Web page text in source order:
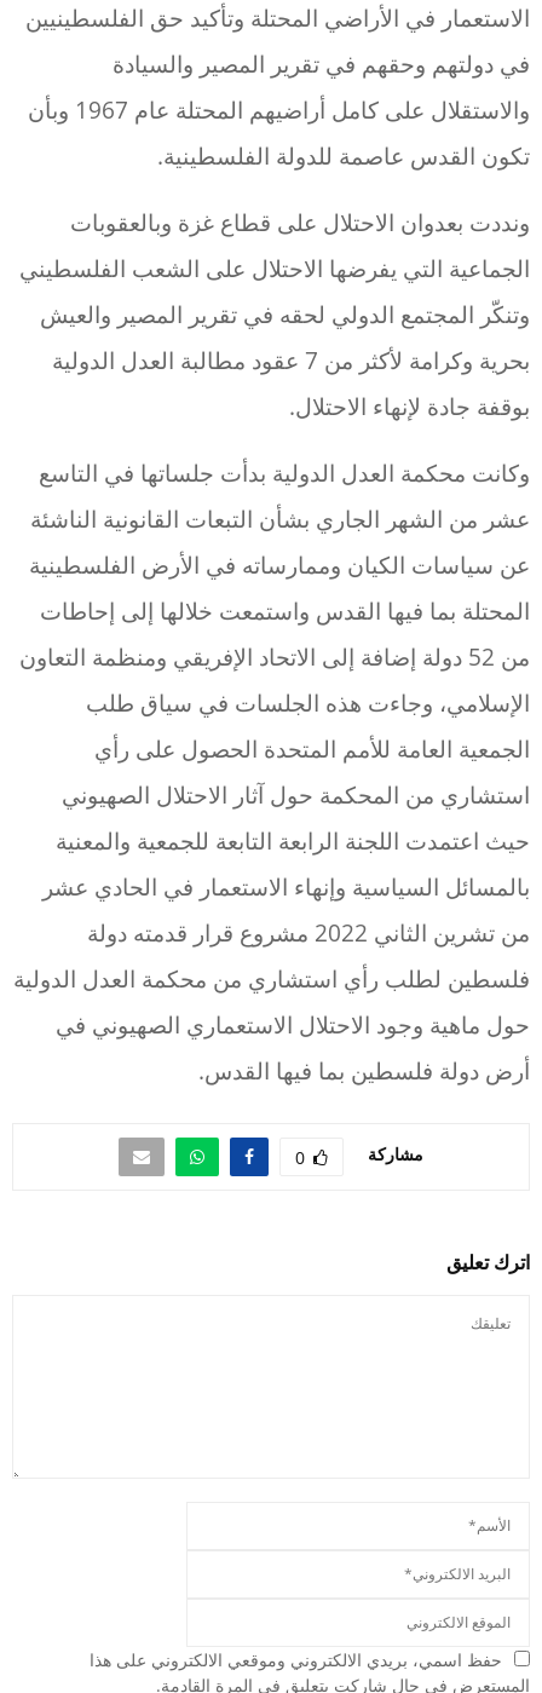
الاستعمار في الأراضي المحتلة وتأكيد حق الفلسطينيين
في دولتهم وحقهم في تقرير المصير والسيادة
والاستقلال على كامل أراضيهم المحتلة عام 1967 وبأن
تكون القدس عاصمة للدولة الفلسطينية.
ونددت بعدوان الاحتلال على قطاع غزة وبالعقوبات
الجماعية التي يفرضها الاحتلال على الشعب الفلسطيني
وتنكّر المجتمع الدولي لحقه في تقرير المصير والعيش
بحرية وكرامة لأكثر من 7 عقود مطالبة العدل الدولية
بوقفة جادة لإنهاء الاحتلال.
وكانت محكمة العدل الدولية بدأت جلساتها في التاسع
عشر من الشهر الجاري بشأن التبعات القانونية الناشئة
عن سياسات الكيان وممارساته في الأرض الفلسطينية
المحتلة بما فيها القدس واستمعت خلالها إلى إحاطات
من 52 دولة إضافة إلى الاتحاد الإفريقي ومنظمة التعاون
الإسلامي، وجاءت هذه الجلسات في سياق طلب
الجمعية العامة للأمم المتحدة الحصول على رأي
استشاري من المحكمة حول آثار الاحتلال الصهيوني
حيث اعتمدت اللجنة الرابعة التابعة للجمعية والمعنية
بالمسائل السياسية وإنهاء الاستعمار في الحادي عشر
من تشرين الثاني 2022 مشروع قرار قدمته دولة
فلسطين لطلب رأي استشاري من محكمة العدل الدولية
حول ماهية وجود الاحتلال الاستعماري الصهيوني في
أرض دولة فلسطين بما فيها القدس.
مشاركة 0
اترك تعليق
حفظ اسمي، بريدي الالكتروني وموقعي الالكتروني على هذا
المستعرض في حال شاركت بتعليق في المرة القادمة.